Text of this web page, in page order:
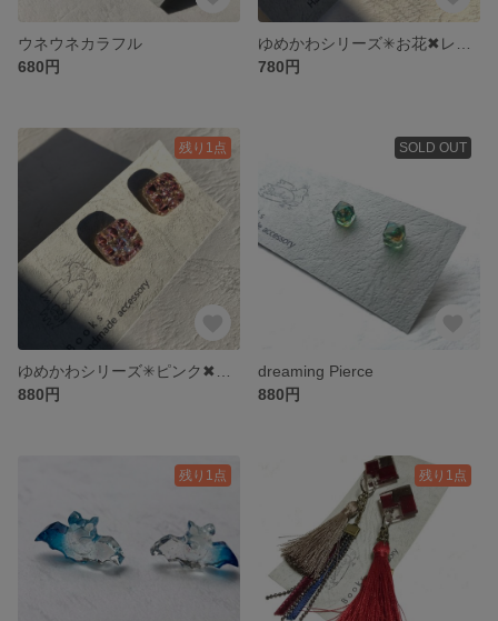
ウネウネカラフル
680円
780円
残り1点
880円
SOLD OUT
dreaming Pierce
880円
残り1点 残り1点